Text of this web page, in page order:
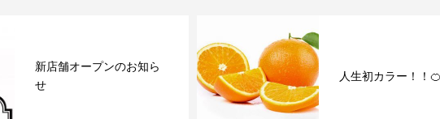
新店舗オープンのお知ら
せ
人生初カラー！！🍊